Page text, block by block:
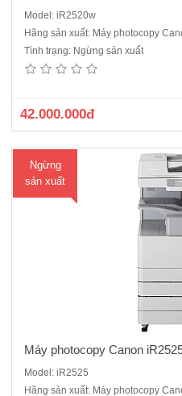
Model: iR2520w
Hãng sản xuất: Máy photocopy
Tình trạng: Ngừng sản xuất
42.000.000đ
Ngừng
sản xuất
Máy photocopy Canon
Scan màu mạng.Tốc độ copy: 25
ứng Tiếng Việt.Sao chụp liên tục
Máy photocopy Canon
Model: iR2525
Hãng sản xuất: Máy photocopy